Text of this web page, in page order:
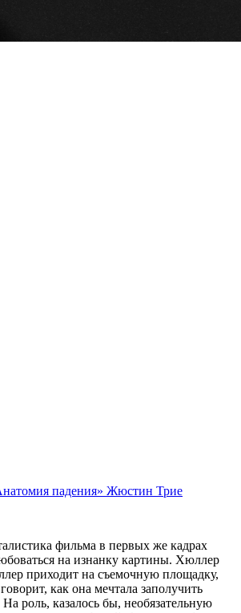
падения» Жюстин Трие
фильма в первых же кадрах
на изнанку картины. Хюллер
приходит на съемочную площадку,
как она мечтала заполучить
На роль, казалось бы, необязательную